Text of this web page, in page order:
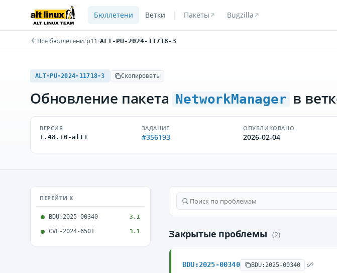
Бюллетени Ветки Пакеты Bugzilla
Все бюллетени/p11/ALT-PU-2024-11718-3
ALT-PU-2024-11718-3 Скопировать
Обновление пакета NetworkManager в
ВЕРСИЯ
1.48.10-alt1
ЗАДАНИЕ
#356193
ОПУБЛИКОВАНО
2026-02-04
ПЕРЕЙТИ К
BDU:2025-00340 3.1
CVE-2024-6501 3.1 Закрытые проблемы (2)
BDU:2025-00340 BDU:2025-00340